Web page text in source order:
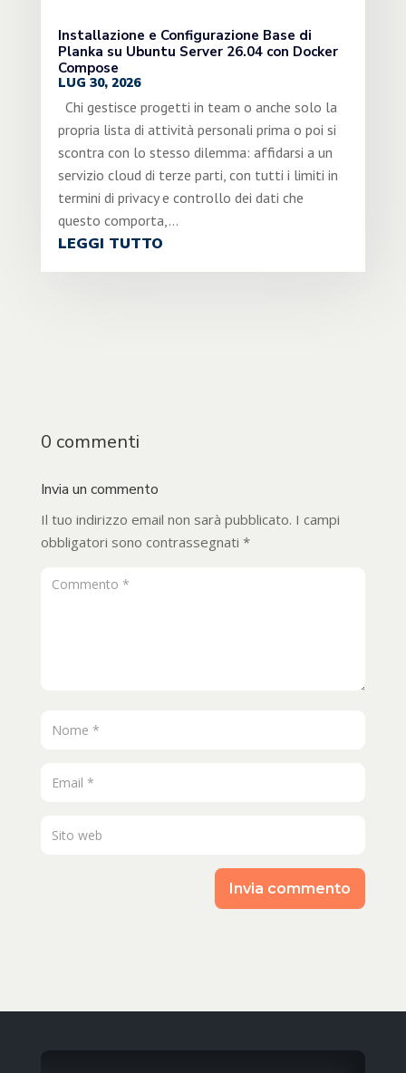
Installazione e Configurazione Base di
Planka su Ubuntu Server 26.04 con Docker
Compose
LUG 30, 2026
Chi gestisce progetti in team o anche solo la
propria lista di attività personali prima o poi si
scontra con lo stesso dilemma: affidarsi a un
servizio cloud di terze parti, con tutti i limiti in
termini di privacy e controllo dei dati che
questo comporta,...
LEGGI TUTTO
0 commenti
Invia un commento
Il tuo indirizzo email non sarà pubblicato. I campi
obbligatori sono contrassegnati *
Invia commento